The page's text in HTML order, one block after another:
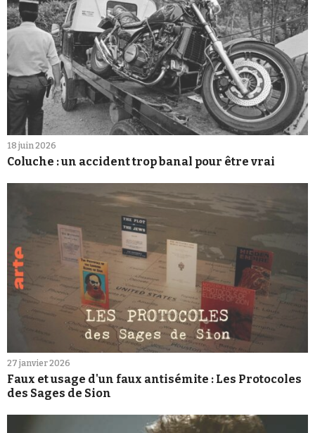
18 juin 2026
Coluche : un accident trop banal pour être vrai
27 janvier 2026
Faux et usage d'un faux antisémite : Les Protocoles
des Sages de Sion